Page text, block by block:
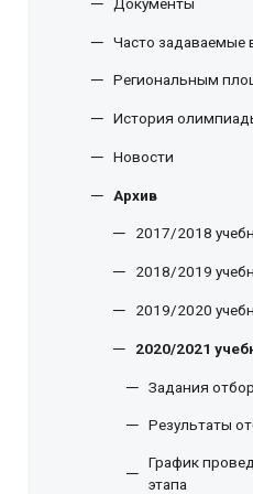
Часто задаваемые
Региональным
История
Новости
Архив
2017/2018
2018/2019
2019/2020
2020/2021
Задания
Результаты
График
этапа